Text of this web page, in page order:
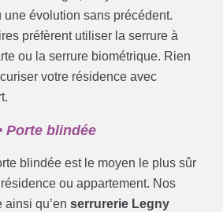
évolution sans précédent.
préfèrent utiliser la serrure à
ou la serrure biométrique. Rien
votre résidence avec
Porte blindée
blindée est le moyen le plus sûr
ou appartement. Nos
ainsi qu’enserrurerie Legny